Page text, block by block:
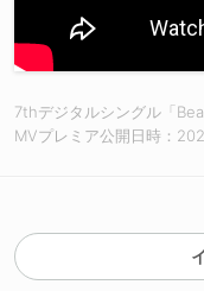
7thデジタルシングル「
MVプレミア公開日時：